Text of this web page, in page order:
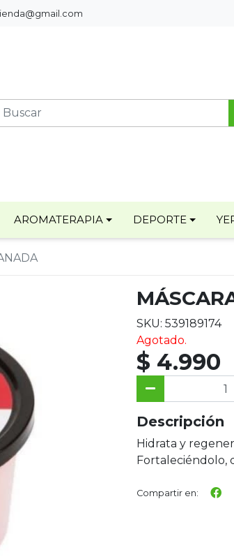
AROMATERAPIA DEPORTE
SKU: 539189174
Agotado.
$ 4.990
Descripción
Hidrata y
Fortaleciéndolo,
Compartir en: